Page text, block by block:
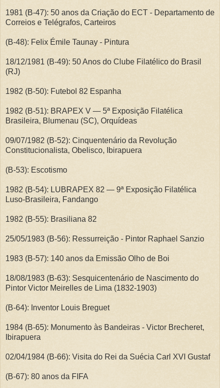
1981 (B-47): 50 anos da Criação do ECT - Departamento de
Correios e Telégrafos, Carteiros
(B-48): Felix Émile Taunay - Pintura
18/12/1981 (B-49): 50 Anos do Clube Filatélico do Brasil
(RJ)
1982 (B-50): Futebol 82 Espanha
1982 (B-51): BRAPEX V — 5ª Exposição Filatélica
Brasileira, Blumenau (SC), Orquídeas
09/07/1982 (B-52): Cinquentenário da Revolução
Constitucionalista, Obelisco, Ibirapuera
(B-53): Escotismo
1982 (B-54): LUBRAPEX 82 — 9ª Exposição Filatélica
Luso-Brasileira, Fandango
1982 (B-55): Brasiliana 82
25/05/1983 (B-56): Ressurreição - Pintor Raphael Sanzio
1983 (B-57): 140 anos da Emissão Olho de Boi
18/08/1983 (B-63): Sesquicentenário de Nascimento do
Pintor Victor Meirelles de Lima (1832-1903)
(B-64): Inventor Louis Breguet
1984 (B-65): Monumento às Bandeiras - Victor Brecheret,
Ibirapuera
02/04/1984 (B-66): Visita do Rei da Suécia Carl XVI Gustaf
(B-67): 80 anos da FIFA